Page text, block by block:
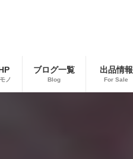
ノ
ブログ一覧
Blog
出品情報
For Sale